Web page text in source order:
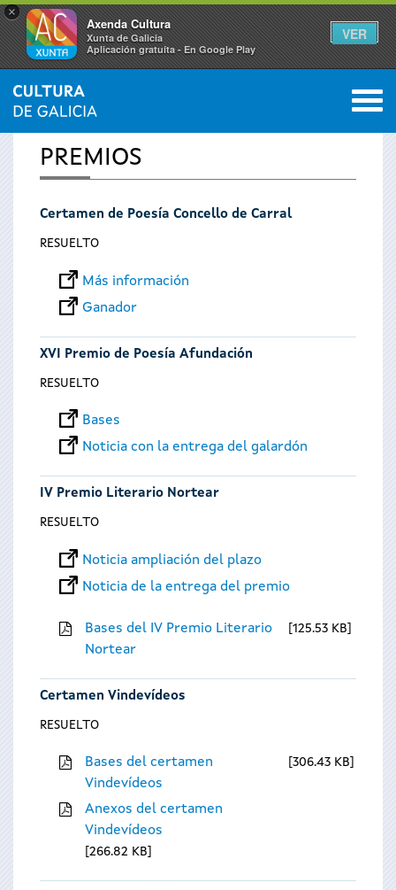
×
Axenda Cultura
Xunta de Galicia
Aplicación gratuíta - En Google Play
VER
Se
encuentra
usted
INICIO 0
PREMIOS
Certamen de Poesía Concello de Carral
RESUELTO
Más información
Ganador
XVI Premio de Poesía Afundación
RESUELTO
Bases
Noticia con la entrega del galardón
IV Premio Literario Nortear
RESUELTO
Noticia ampliación del plazo
Noticia de la entrega del premio
Bases del IV Premio Literario
Nortear
125.53 KB
Certamen Vindevídeos
RESUELTO
Bases del certamen
Vindevídeos
306.43 KB
Anexos del certamen
Vindevídeos
266.82 KB